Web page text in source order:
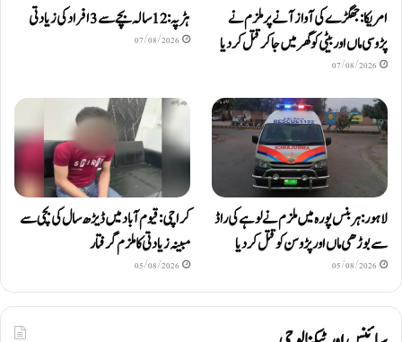
امریکا: جھگڑے کی آواز آنے پر ملزم نے
پڑوسی ماں اور بیٹی کو گھر میں جا کر قتل کر دیا
07/08/2026
ہڑپہ: 12 سالہ بچے سے 3 افراد کی زیادتی
07/08/2026
لاہور: ہربنس پورہ میں ملزم نے لوہے کی راڈ
سے بوڑھی ماں اور پڑوسن کو قتل کر دیا
05/08/2026
کراچی: قیوم آباد میں ڈیڑھ سال کی بچی سے
مبینہ زیادتی کا ملزم گرفتار
05/08/2026